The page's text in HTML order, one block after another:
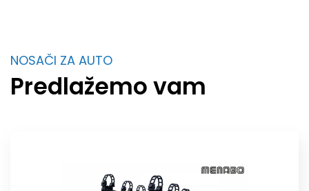
NOSAČI ZA AUTO
Predlažemo vam